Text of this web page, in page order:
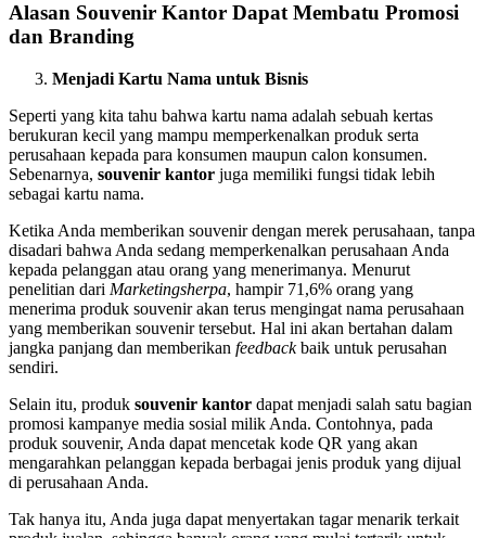
Alasan Souvenir Kantor Dapat Membatu Promosi
dan Branding
Menjadi Kartu Nama untuk Bisnis
Seperti yang kita tahu bahwa kartu nama adalah sebuah kertas
berukuran kecil yang mampu memperkenalkan produk serta
perusahaan kepada para konsumen maupun calon konsumen.
Sebenarnya, souvenir kantor juga memiliki fungsi tidak lebih
sebagai kartu nama.
Ketika Anda memberikan souvenir dengan merek perusahaan, tanpa
disadari bahwa Anda sedang memperkenalkan perusahaan Anda
kepada pelanggan atau orang yang menerimanya. Menurut
penelitian dari Marketingsherpa, hampir 71,6% orang yang
menerima produk souvenir akan terus mengingat nama perusahaan
yang memberikan souvenir tersebut. Hal ini akan bertahan dalam
jangka panjang dan memberikan feedbackbaik untuk perusahan
sendiri.
Selain itu, produk souvenir kantor dapat menjadi salah satu bagian
promosi kampanye media sosial milik Anda. Contohnya, pada
produk souvenir, Anda dapat mencetak kode QR yang akan
mengarahkan pelanggan kepada berbagai jenis produk yang dijual
di perusahaan Anda.
Tak hanya itu, Anda juga dapat menyertakan tagar menarik terkait